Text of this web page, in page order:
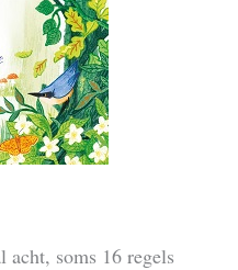
acht, soms 16 regels